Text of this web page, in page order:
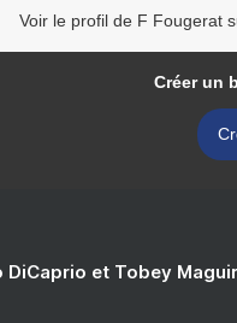
Voir le profil de F Fougerat
Créer un
DiCaprio et Tobey